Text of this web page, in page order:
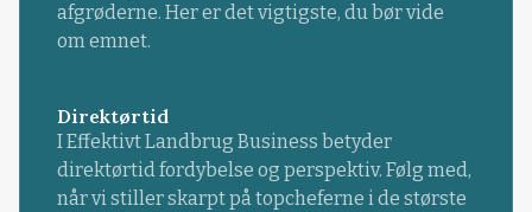
afgrøderne. Her er det vigtigste, du bør vide
om emnet.
Direktørtid
I Effektivt Landbrug Business betyder
direktørtid fordybelse og perspektiv. Følg med,
når vi stiller skarpt på topcheferne i de største